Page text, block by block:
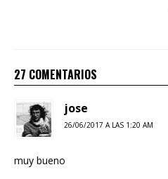
27 COMENTARIOS
jose
26/06/2017 A LAS 1:20 AM
muy bueno